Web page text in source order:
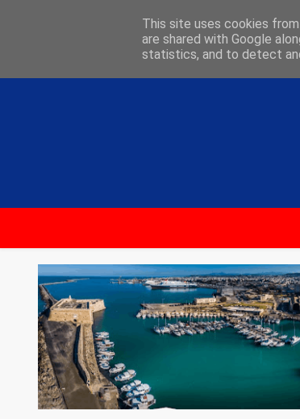
This site uses cookies
are shared with Google
statistics, and to detect